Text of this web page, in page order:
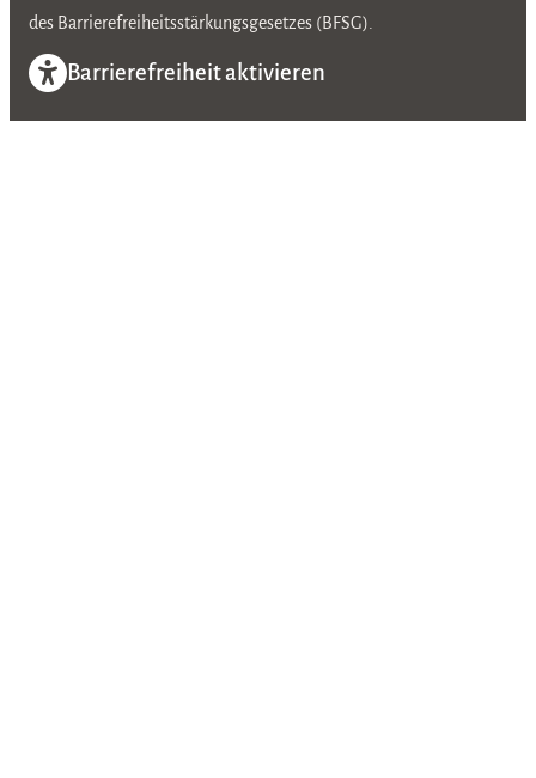
des Barrierefreiheitsstärkungsgesetzes (BFSG).
Barrierefreiheit aktivieren